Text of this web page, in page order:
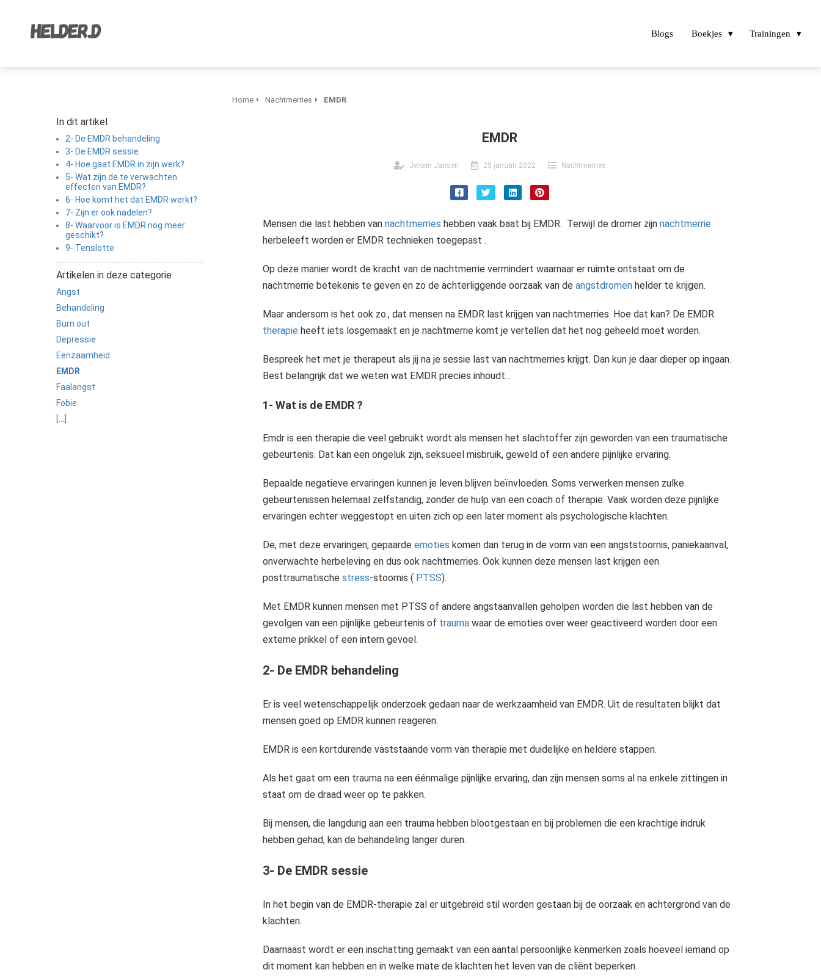
Blogs Boekjes Trainingen
In dit artikel
2- De EMDR behandeling
3- De EMDR sessie
4- Hoe gaat EMDR in zijn werk?
5- Wat zijn de te verwachten
effecten van EMDR?
6- Hoe komt het dat EMDR werkt?
7- Zijn er ook nadelen?
8- Waarvoor is EMDR nog meer
geschikt?
9- Tenslotte
Artikelen in deze categorie
Angst
Behandeling
Burn out
Depressie
Eenzaamheid
EMDR
Faalangst
Fobie
[...]
Home Nachtmerries EMDR
EMDR
Jeroen Jansen 25 januari 2022 Nachtmerries
Mensen die last hebben van nachtmerries hebben vaak baat bij EMDR. Terwijl de dromer zijn nachtmerrie
herbeleeft worden er EMDR technieken toegepast .
Op deze manier wordt de kracht van de nachtmerrie vermindert waarnaar er ruimte ontstaat om de
nachtmerrie betekenis te geven en zo de achterliggende oorzaak van de angstdromenhelder te krijgen.
Maar andersom is het ook zo., dat mensen na EMDR last krijgen van nachtmerries. Hoe dat kan? De EMDR
therapie heeft iets losgemaakt en je nachtmerrie komt je vertellen dat het nog geheeld moet worden.
Bespreek het met je therapeut als jij na je sessie last van nachtmerries krijgt. Dan kun je daar dieper op ingaan.
Best belangrijk dat we weten wat EMDR precies inhoudt...
1- Wat is de EMDR ?
Emdr is een therapie die veel gebruikt wordt als mensen het slachtoffer zijn geworden van een traumatische
gebeurtenis. Dat kan een ongeluk zijn, seksueel misbruik, geweld of een andere pijnlijke ervaring.
Bepaalde negatieve ervaringen kunnen je leven blijven beïnvloeden. Soms verwerken mensen zulke
gebeurtenissen helemaal zelfstandig, zonder de hulp van een coach of therapie. Vaak worden deze pijnlijke
ervaringen echter weggestopt en uiten zich op een later moment als psychologische klachten.
De, met deze ervaringen, gepaarde emoties komen dan terug in de vorm van een angststoornis, paniekaanval,
onverwachte herbeleving en dus ook nachtmerries. Ook kunnen deze mensen last krijgen een
posttraumatische stress-stoornis ( PTSS).
Met EMDR kunnen mensen met PTSS of andere angstaanvallen geholpen worden die last hebben van de
gevolgen van een pijnlijke gebeurtenis of traumawaar de emoties over weer geactiveerd worden door een
externe prikkel of een intern gevoel.
2- De EMDR behandeling
Er is veel wetenschappelijk onderzoek gedaan naar de werkzaamheid van EMDR. Uit de resultaten blijkt dat
mensen goed op EMDR kunnen reageren.
EMDR is een kortdurende vaststaande vorm van therapie met duidelijke en heldere stappen.
Als het gaat om een trauma na een éénmalige pijnlijke ervaring, dan zijn mensen soms al na enkele zittingen in
staat om de draad weer op te pakken.
Bij mensen, die langdurig aan een trauma hebben blootgestaan en bij problemen die een krachtige indruk
hebben gehad, kan de behandeling langer duren.
3- De EMDR sessie
In het begin van de EMDR-therapie zal er uitgebreid stil worden gestaan bij de oorzaak en achtergrond van de
klachten.
Daarnaast wordt er een inschatting gemaakt van een aantal persoonlijke kenmerken zoals hoeveel iemand op
dit moment kan hebben en in welke mate de klachten het leven van de cliënt beperken.